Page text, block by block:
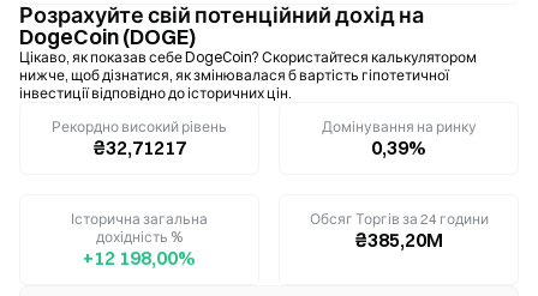
Розрахуйте свій потенційний дохід на
DogeCoin (DOGE)
Цікаво, як показав себе DogeCoin? Скористайтеся калькулятором
нижче, щоб дізнатися, як змінювалася б вартість гіпотетичної
інвестиції відповідно до історичних цін.
Рекордно високий рівень
₴32,71217
Домінування на ринку
0,39%
Історична загальна
дохідність %
+12 198,00%
Обсяг Торгів за 24 години
₴385,20M